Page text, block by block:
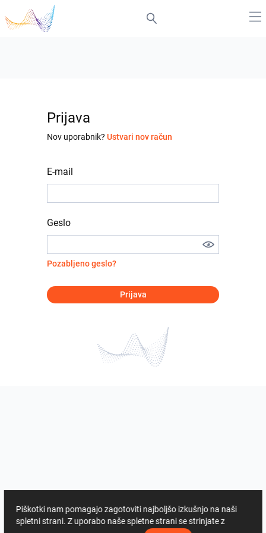
Prijava
Nov uporabnik? Ustvari nov račun
E-mail
Geslo
Pozabljeno geslo?
Prijava
Piškotki nam pomagajo zagotoviti najboljšo izkušnjo na naši
spletni strani. Z uporabo naše spletne strani se strinjate z